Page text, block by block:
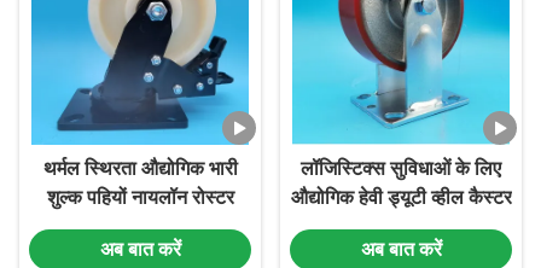
थर्मल स्थिरता औद्योगिक भारी
शुल्क पहियों नायलॉन रोस्टर
एकल 5 "लॉक करने योग्य कठोर
घुमावदार 250 °C गर्मी कार्यशाला
अब बात करें
लॉजिस्टिक्स सुविधाओं के लिए
औद्योगिक हेवी ड्यूटी व्हील कैस्टर
पॉलीयूरेथेन पीयू कैस्टर साइड
ब्रेक स्विवेल जहां भारी भार
अब बात करें